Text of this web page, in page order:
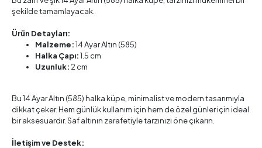
şekilde tamamlayacak.
Ürün Detayları:
Malzeme:14 Ayar Altın (585)
Halka Çapı:1.5 cm
Uzunluk: 2 cm
Bu 14 Ayar Altın (585) halka küpe, minimalist ve modern tasarımıyla
dikkat çeker. Hem günlük kullanım için hem de özel günler için ideal
bir aksesuardır. Saf altının zarafetiyle tarzınızı öne çıkarın.
İletişim ve Destek: